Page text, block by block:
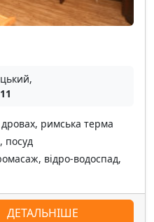
римська терма
посуд
відро-водоспад,
ДЕТАЛЬНІШЕ